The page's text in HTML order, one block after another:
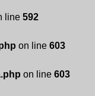
line 592
on line 603
on line 603